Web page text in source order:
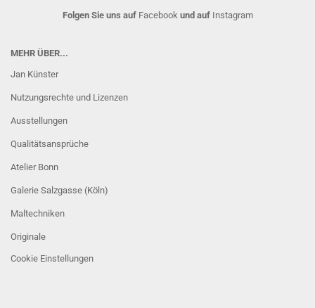
Folgen Sie uns auf Facebook und auf Instagram
MEHR ÜBER...
Jan Künster
Nutzungsrechte und Lizenzen
Ausstellungen
Qualitätsansprüche
Atelier Bonn
Galerie Salzgasse (Köln)
Maltechniken
Originale
Cookie Einstellungen